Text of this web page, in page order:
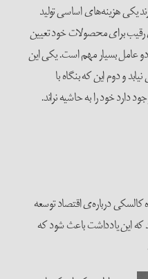
یکی هزینه‌های اساسی تولید
برای محصولات خود تعیین
عامل بسیار مهم است. یکی این
و دوم این که بنگاه با
دارد خود را به حاشیه نراند.
کالسکی درباره‌ی اقتصاد توسعه
که این یادداشت باعث شود که